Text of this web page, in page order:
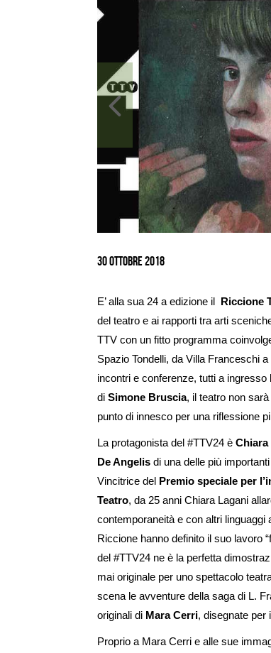
30 Ottobre 2018
E’ alla sua 24 a edizione il Riccione
del teatro e ai rapporti tra arti
TTV con un fitto programma
Spazio Tondelli, da Villa Franceschi
incontri e conferenze, tutti a
di Simone Bruscia, il teatro non
punto di innesco per una riflessione
La protagonista del #TTV24 è Chiara
De Angelis di una delle più importanti
Vincitrice del Premio speciale per
Teatro, da 25 anni Chiara Lagani
contemporaneità e con altri
Riccione hanno definito il suo lavoro
del #TTV24 ne è la perfetta
mai originale per uno spettacolo
scena le avventure della saga di L.
originali di Mara Cerri, disegnate per
Proprio a Mara Cerri e alle sue